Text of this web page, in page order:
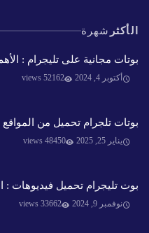
الأكثر شهرة
بوتات مجانية على تليجرام : الأهم
أكتوبر 4, 2024 52162 views
بوتات تلجرام تحميل من المواقع :
يناير 25, 2025 48450 views
بوت تليجرام تحميل فيديوهات : الأهم
نوفمبر 9, 2024 33662 views